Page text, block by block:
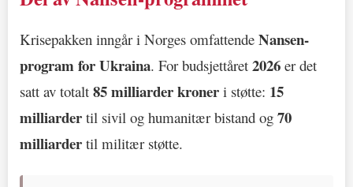
Krisepakken inngår i Norges omfattende Nansen-
program for Ukraina. For budsjettåret 2026 er det
satt av totalt 85 milliarder kroner i støtte: 15
milliarder til sivil og humanitær bistand og 70
milliarder til militær støtte.